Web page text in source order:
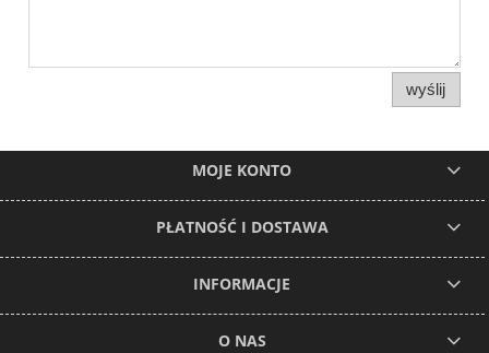
wyślij
MOJE KONTO
PŁATNOŚĆ I DOSTAWA
INFORMACJE
O NAS